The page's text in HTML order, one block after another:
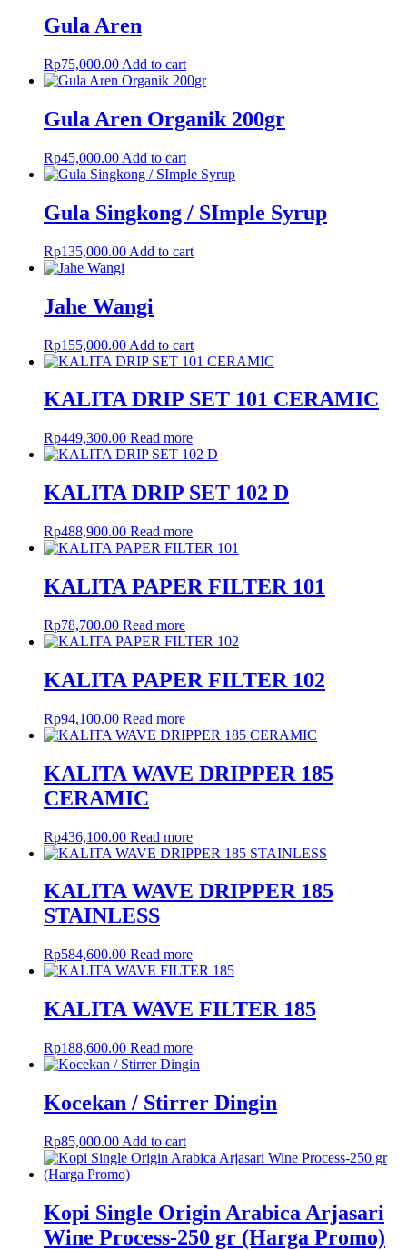
Gula Aren
Rp75,000.00 Add to cart
Gula Aren Organik 200gr
Rp45,000.00 Add to cart
Gula Singkong / SImple Syrup
Rp135,000.00 Add to cart
Jahe Wangi
Rp155,000.00 Add to cart
KALITA DRIP SET 101 CERAMIC
Rp449,300.00 Read more
KALITA DRIP SET 102 D
Rp488,900.00 Read more
KALITA PAPER FILTER 101
Rp78,700.00 Read more
KALITA PAPER FILTER 102
Rp94,100.00 Read more
KALITA WAVE DRIPPER 185
CERAMIC
Rp436,100.00 Read more
KALITA WAVE DRIPPER 185
STAINLESS
Rp584,600.00 Read more
KALITA WAVE FILTER 185
Rp188,600.00 Read more
Kocekan / Stirrer Dingin
Rp85,000.00 Add to cart
Kopi Single Origin Arabica Arjasari
Wine Process-250 gr (Harga Promo)